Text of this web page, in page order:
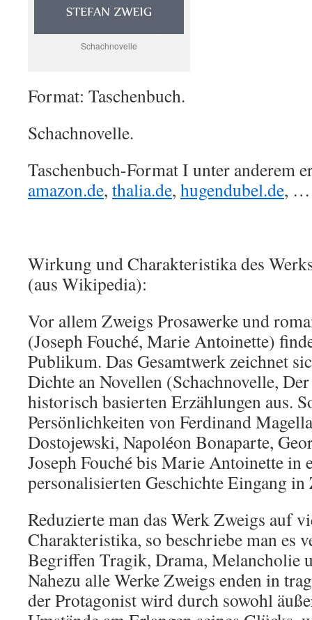
Schachnovelle
Format: Taschenbuch.
Schachnovelle.
Taschenbuch-Format I unter anderem
amazon.de, thalia.de, hugendubel.de, …
Wirkung und Charakteristika des
(aus Wikipedia):
Vor allem Zweigs Prosawerke und
(Joseph Fouché, Marie Antoinette)
Publikum. Das Gesamtwerk zeichnet
Dichte an Novellen (Schachnovelle,
historisch basierten Erzählungen aus.
Persönlichkeiten von Ferdinand
Dostojewski, Napoléon Bonaparte,
Joseph Fouché bis Marie Antoinette in
personalisierten Geschichte Eingang
Reduzierte man das Werk Zweigs auf
Charakteristika, so beschriebe man es
Begriffen Tragik, Drama, Melancholie
Nahezu alle Werke Zweigs enden in
der Protagonist wird durch sowohl